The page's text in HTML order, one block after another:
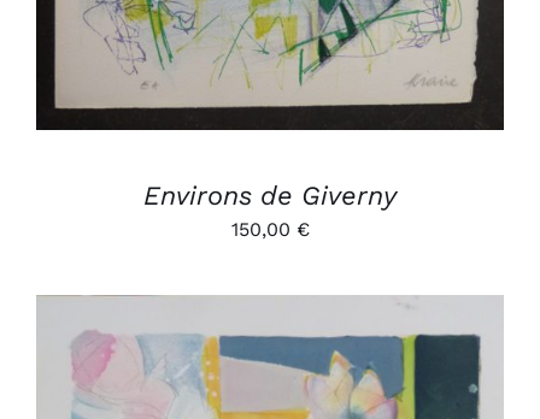
Environs de Giverny
150,00 €